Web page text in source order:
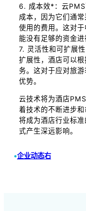
6. 成本效*：云
成本，因为它们通
使用的费用。这对
能没有足够的资金进
7. 灵活性和可扩展
扩展性，酒店可以
务。这对于应对旅
优势。
云技术将为酒店
着技术的不断进步
将成为酒店行业标
式产生深远影响。
•企业动态右